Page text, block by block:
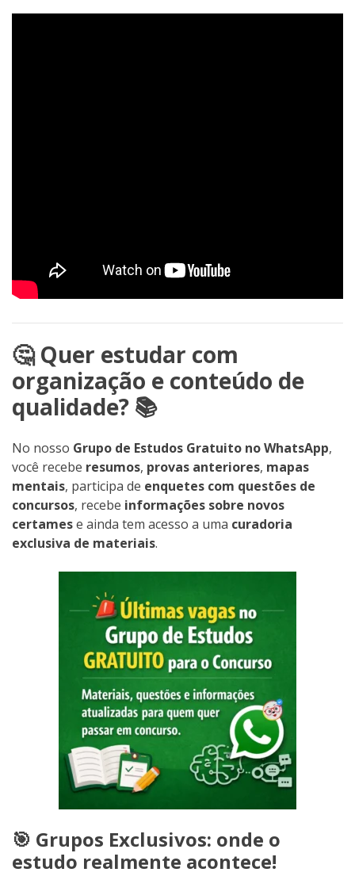
🤔 Quer estudar com
organização e conteúdo de
qualidade? 📚
No nosso Grupo de Estudos Gratuito no WhatsApp,
você recebe resumos, provas anteriores, mapas
mentais, participa de enquetes com questões de
concursos, recebe informações sobre novos
certamese ainda tem acesso a uma curadoria
exclusiva de materiais.
🎯 Grupos Exclusivos: onde o
estudo realmente acontece!